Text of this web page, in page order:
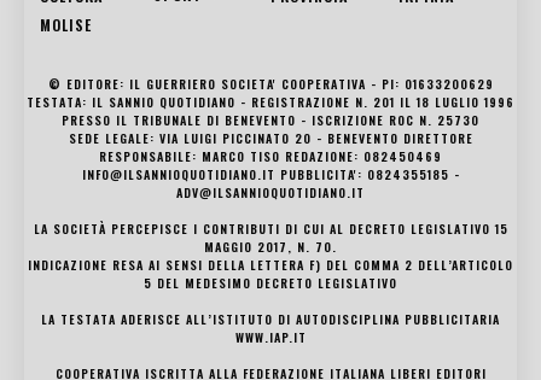
MOLISE
© EDITORE: IL GUERRIERO SOCIETA' COOPERATIVA - PI: 01633200629
TESTATA: IL SANNIO QUOTIDIANO - REGISTRAZIONE N. 201 IL 18 LUGLIO 1996
PRESSO IL TRIBUNALE DI BENEVENTO - ISCRIZIONE ROC N. 25730
SEDE LEGALE: VIA LUIGI PICCINATO 20 - BENEVENTO DIRETTORE
RESPONSABILE: MARCO TISO REDAZIONE: 082450469
INFO@ILSANNIOQUOTIDIANO.IT PUBBLICITA': 0824355185 -
ADV@ILSANNIOQUOTIDIANO.IT
LA SOCIETÀ PERCEPISCE I CONTRIBUTI DI CUI AL DECRETO LEGISLATIVO 15
MAGGIO 2017, N. 70.
INDICAZIONE RESA AI SENSI DELLA LETTERA F) DEL COMMA 2 DELL’ARTICOLO
5 DEL MEDESIMO DECRETO LEGISLATIVO
LA TESTATA ADERISCE ALL’ISTITUTO DI AUTODISCIPLINA PUBBLICITARIA
WWW.IAP.IT
COOPERATIVA ISCRITTA ALLA FEDERAZIONE ITALIANA LIBERI EDITORI